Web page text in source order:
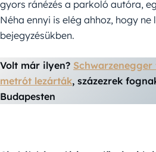
gyors ránézés a parkoló autóra,
Néha ennyi is elég ahhoz, hogy
bejegyzésükben.
Volt már ilyen?
metrót lezárták, százezrek
Budapesten